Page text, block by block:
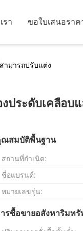
รา ขอใบเสนอราค
ามารถปรับแต่ง
ประดับเคลือบ
สมบัติพื้นฐาน
สถานที่กำเนิด:
ชื่อแบรนด์:
หมายเลขรุ่น:
รซื้อขายอสังหาริมทรั